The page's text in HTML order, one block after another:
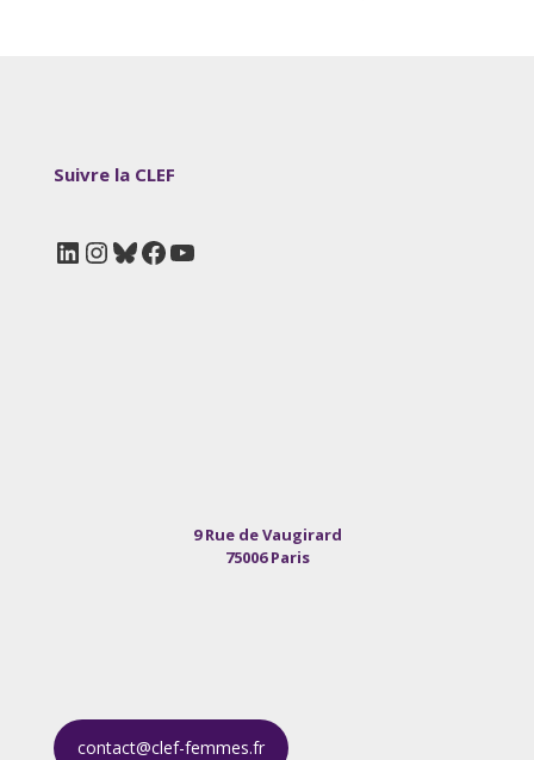
Suivre la CLEF
LinkedIn
Instagram
Bluesky
Facebook
YouTube
9 Rue de Vaugirard
75006 Paris
contact@clef-femmes.fr